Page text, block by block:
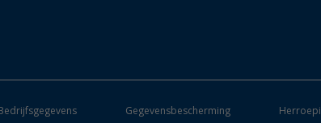
Gegevensbescherming